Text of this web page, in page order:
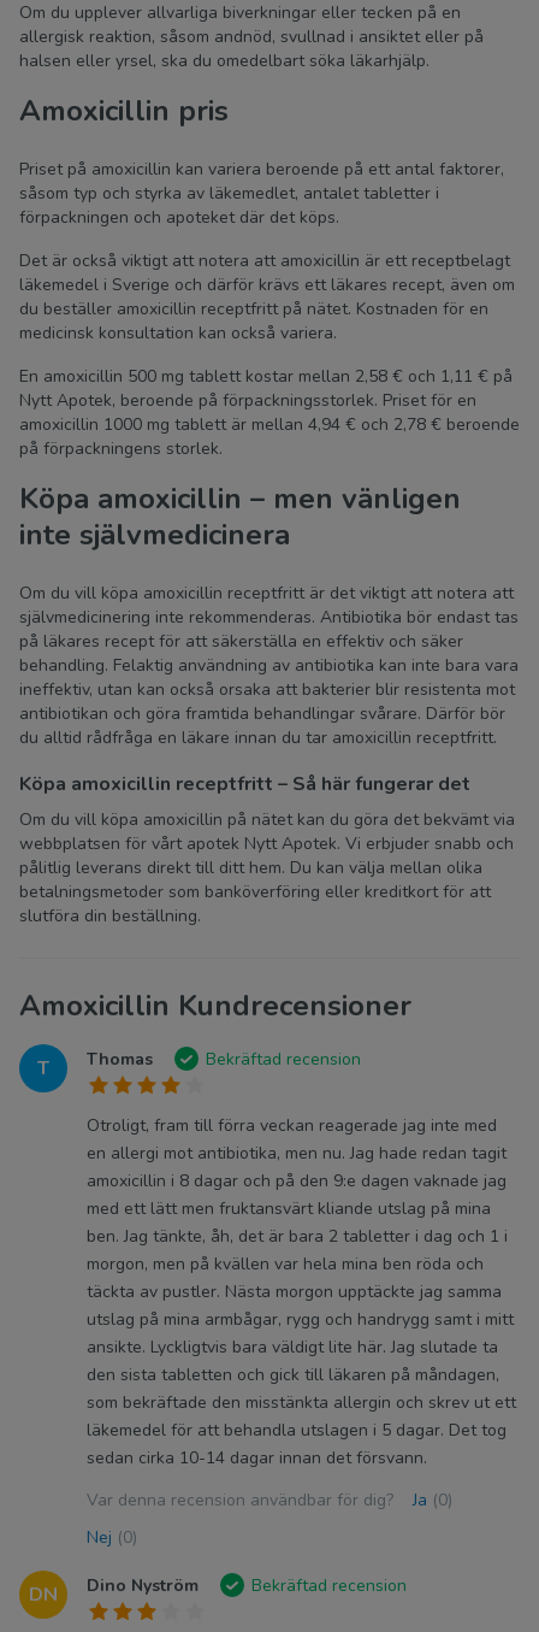
Om du upplever allvarliga biverkningar eller tecken på en
allergisk reaktion, såsom andnöd, svullnad i ansiktet eller på
halsen eller yrsel, ska du omedelbart söka läkarhjälp.
Amoxicillin pris
Priset på amoxicillin kan variera beroende på ett antal faktorer,
såsom typ och styrka av läkemedlet, antalet tabletter i
förpackningen och apoteket där det köps.
Det är också viktigt att notera att amoxicillin är ett receptbelagt
läkemedel i Sverige och därför krävs ett läkares recept, även om
du beställer amoxicillin receptfritt på nätet. Kostnaden för en
medicinsk konsultation kan också variera.
En amoxicillin 500 mg tablett kostar mellan 2,58 € och 1,11 € på
Nytt Apotek, beroende på förpackningsstorlek. Priset för en
amoxicillin 1000 mg tablett är mellan 4,94 € och 2,78 € beroende
på förpackningens storlek.
Köpa amoxicillin – men vänligen
inte självmedicinera
Om du vill köpa amoxicillin receptfritt är det viktigt att notera att
självmedicinering inte rekommenderas. Antibiotika bör endast tas
på läkares recept för att säkerställa en effektiv och säker
behandling. Felaktig användning av antibiotika kan inte bara vara
ineffektiv, utan kan också orsaka att bakterier blir resistenta mot
antibiotikan och göra framtida behandlingar svårare. Därför bör
du alltid rådfråga en läkare innan du tar amoxicillin receptfritt.
Köpa amoxicillin receptfritt – Så här fungerar det
Om du vill köpa amoxicillin på nätet kan du göra det bekvämt via
webbplatsen för vårt apotek Nytt Apotek. Vi erbjuder snabb och
pålitlig leverans direkt till ditt hem. Du kan välja mellan olika
betalningsmetoder som banköverföring eller kreditkort för att
slutföra din beställning.
Amoxicillin Kundrecensioner
T Thomas Bekräftad recension
Otroligt, fram till förra veckan reagerade jag inte med
en allergi mot antibiotika, men nu. Jag hade redan tagit
amoxicillin i 8 dagar och på den 9:e dagen vaknade jag
med ett lätt men fruktansvärt kliande utslag på mina
ben. Jag tänkte, åh, det är bara 2 tabletter i dag och 1 i
morgon, men på kvällen var hela mina ben röda och
täckta av pustler. Nästa morgon upptäckte jag samma
utslag på mina armbågar, rygg och handrygg samt i mitt
ansikte. Lyckligtvis bara väldigt lite här. Jag slutade ta
den sista tabletten och gick till läkaren på måndagen,
som bekräftade den misstänkta allergin och skrev ut ett
läkemedel för att behandla utslagen i 5 dagar. Det tog
sedan cirka 10-14 dagar innan det försvann.
Var denna recension användbar för dig?
Ja (0)
Nej (0)
DN Dino Nyström Bekräftad recension